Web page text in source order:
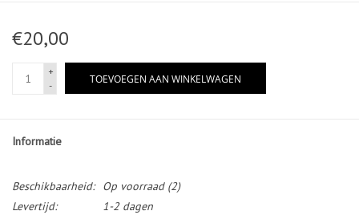
€20,00
+
-
TOEVOEGEN AAN WINKELWAGEN
Informatie
Beschikbaarheid: Op voorraad(2)
Levertijd:
1-2 dagen